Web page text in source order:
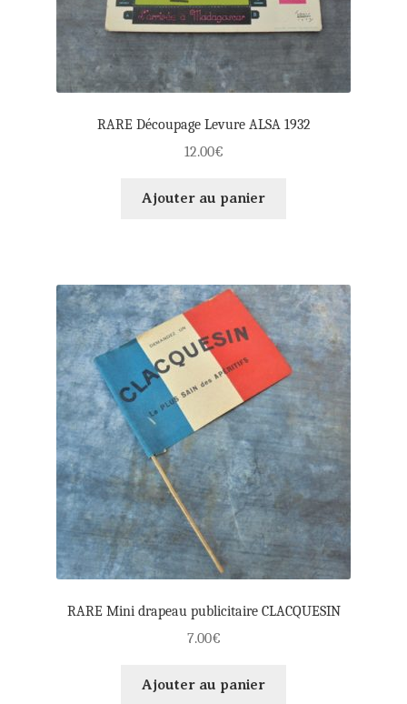
RARE Découpage Levure ALSA 1932
12.00€
Ajouter au panier
RARE Mini drapeau publicitaire CLACQUESIN
7.00€
Ajouter au panier